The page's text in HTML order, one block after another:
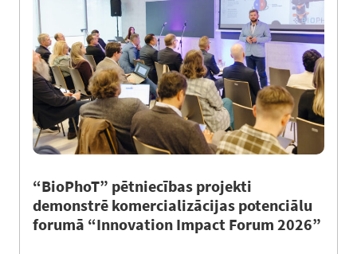
“BioPhoT” pētniecības projekti
demonstrē komercializācijas potenciālu
forumā “Innovation Impact Forum 2026”